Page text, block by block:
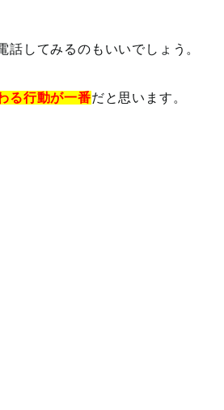
話してみるのもいいでしょう。
る行動が一番だと思います。